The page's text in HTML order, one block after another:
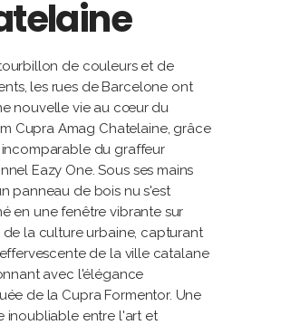
de couleurs et de
les rues de Barcelone ont
nouvelle vie au cœur du
Cupra Amag Chatelaine, grâce
du graffeur
Eazy One. Sous ses mains
panneau de bois nu s'est
en une fenêtre vibrante sur
de la culture urbaine, capturant
de la ville catalane
avec l'élégance
de la Cupra Formentor. Une
inoubliable entre l'art et